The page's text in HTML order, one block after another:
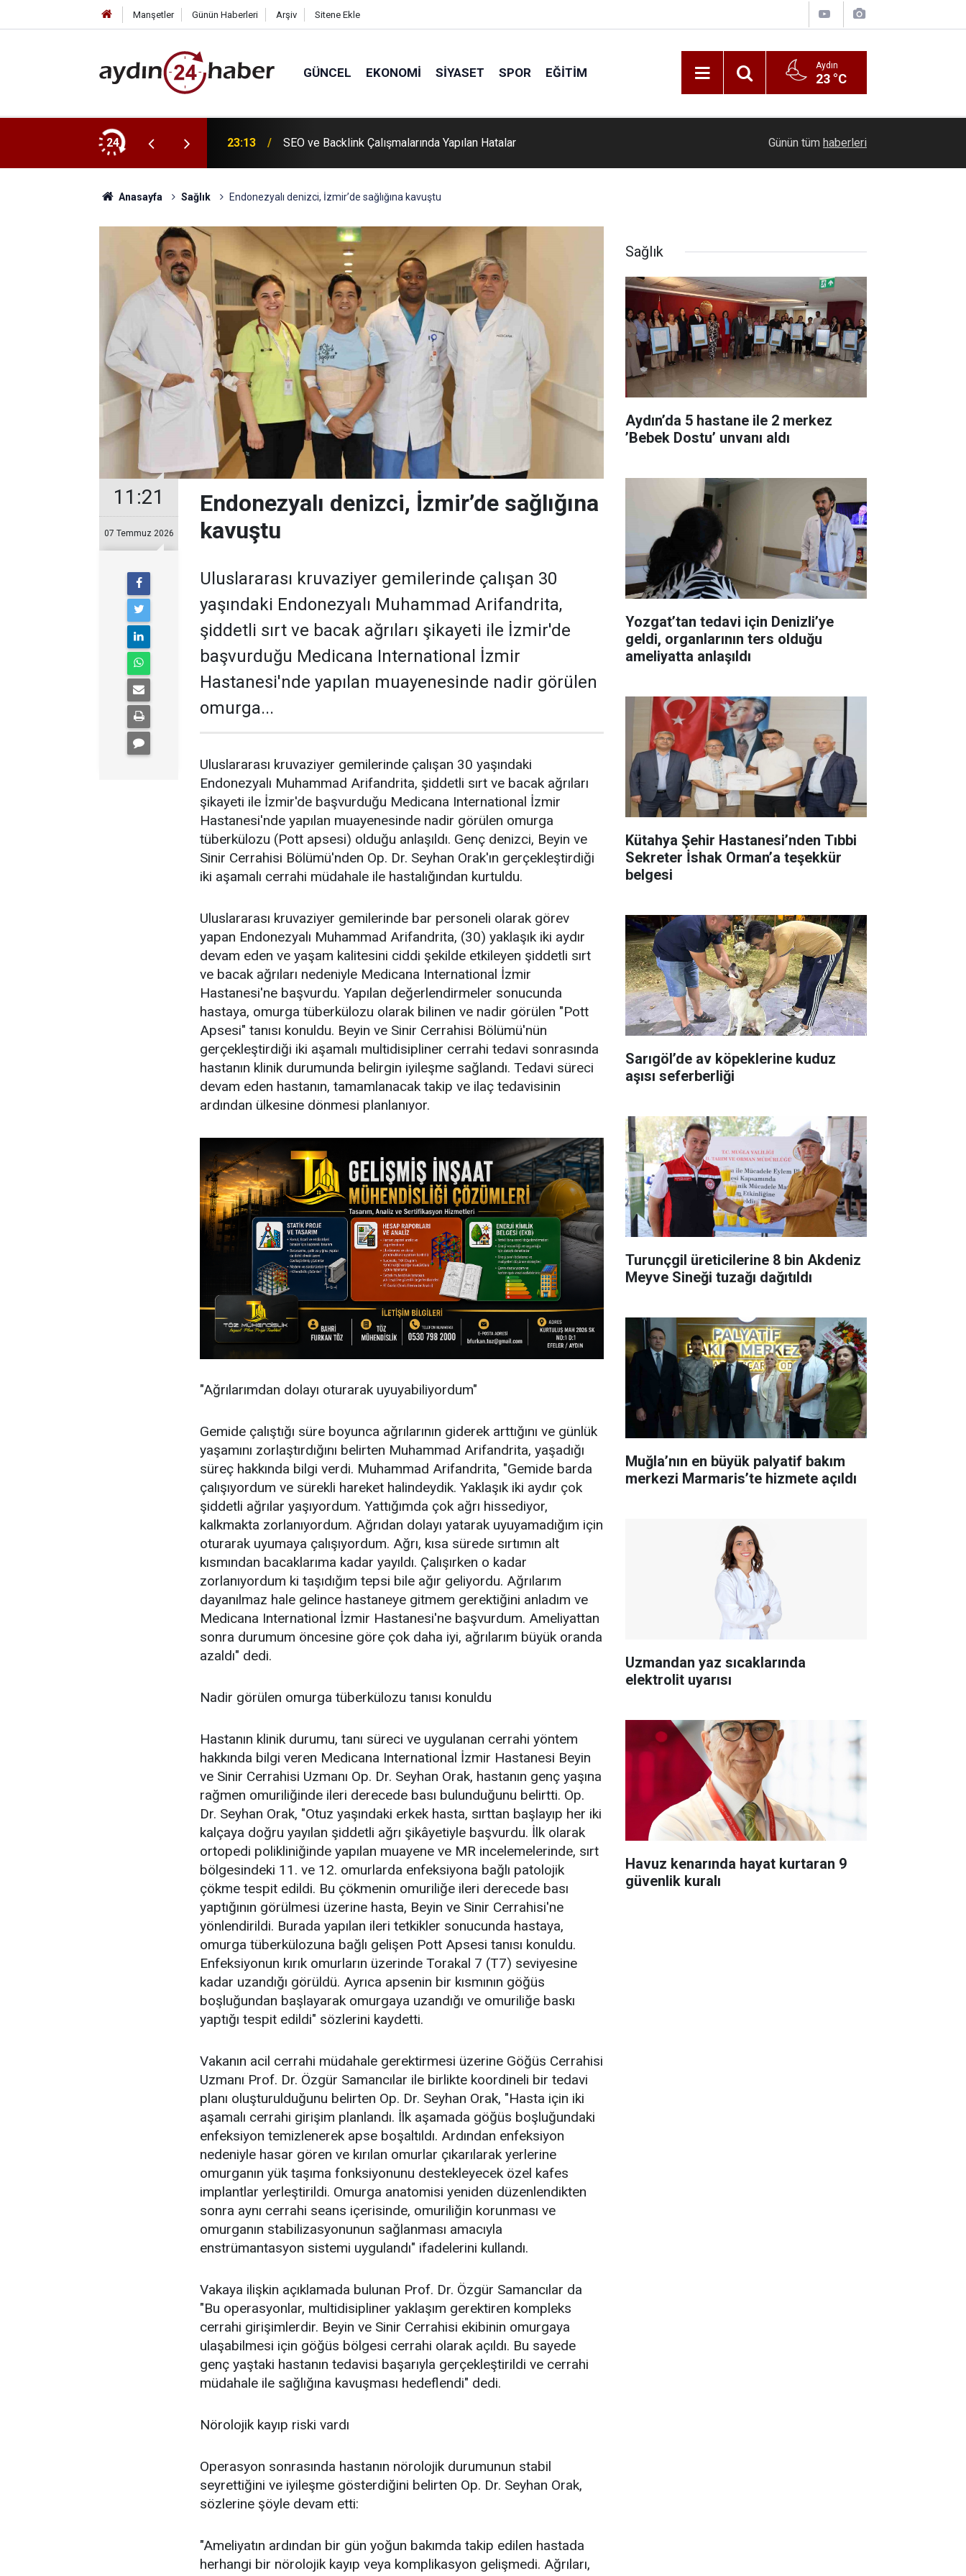
Manşetler Günün Haberleri Arşiv Sitene Ekle
GÜNCEL EKONOMI SIYASET SPOR EĞITIM Aydın
23 °C
24 23:13 SEO ve Backlink Çalışmalarında Yapılan Hatalar Seyir halindeki otomobil alevlere teslim oldu
Günün tüm haberleri
Anasayfa Sağlık Endonezyalı denizci, İzmir’de sağlığına kavuştu
11:21
07 Temmuz 2026
Endonezyalı denizci, İzmir’de sağlığına
kavuştu
Uluslararası kruvaziyer gemilerinde çalışan 30
yaşındaki Endonezyalı Muhammad Arifandrita,
şiddetli sırt ve bacak ağrıları şikayeti ile İzmir'de
başvurduğu Medicana International İzmir
Hastanesi'nde yapılan muayenesinde nadir görülen
omurga...
Uluslararası kruvaziyer gemilerinde çalışan 30 yaşındaki
Endonezyalı Muhammad Arifandrita, şiddetli sırt ve bacak ağrıları
şikayeti ile İzmir'de başvurduğu Medicana International İzmir
Hastanesi'nde yapılan muayenesinde nadir görülen omurga
tüberkülozu (Pott apsesi) olduğu anlaşıldı. Genç denizci, Beyin ve
Sinir Cerrahisi Bölümü'nden Op. Dr. Seyhan Orak'ın gerçekleştirdiği
iki aşamalı cerrahi müdahale ile hastalığından kurtuldu.
Uluslararası kruvaziyer gemilerinde bar personeli olarak görev
yapan Endonezyalı Muhammad Arifandrita, (30) yaklaşık iki aydır
devam eden ve yaşam kalitesini ciddi şekilde etkileyen şiddetli sırt
ve bacak ağrıları nedeniyle Medicana International İzmir
Hastanesi'ne başvurdu. Yapılan değerlendirmeler sonucunda
hastaya, omurga tüberkülozu olarak bilinen ve nadir görülen "Pott
Apsesi" tanısı konuldu. Beyin ve Sinir Cerrahisi Bölümü'nün
gerçekleştirdiği iki aşamalı multidisipliner cerrahi tedavi sonrasında
hastanın klinik durumunda belirgin iyileşme sağlandı. Tedavi süreci
devam eden hastanın, tamamlanacak takip ve ilaç tedavisinin
ardından ülkesine dönmesi planlanıyor.
"Ağrılarımdan dolayı oturarak uyuyabiliyordum"
Gemide çalıştığı süre boyunca ağrılarının giderek arttığını ve günlük
yaşamını zorlaştırdığını belirten Muhammad Arifandrita, yaşadığı
süreç hakkında bilgi verdi. Muhammad Arifandrita, "Gemide barda
çalışıyordum ve sürekli hareket halindeydik. Yaklaşık iki aydır çok
şiddetli ağrılar yaşıyordum. Yattığımda çok ağrı hissediyor,
kalkmakta zorlanıyordum. Ağrıdan dolayı yatarak uyuyamadığım için
oturarak uyumaya çalışıyordum. Ağrı, kısa sürede sırtımın alt
kısmından bacaklarıma kadar yayıldı. Çalışırken o kadar
zorlanıyordum ki taşıdığım tepsi bile ağır geliyordu. Ağrılarım
dayanılmaz hale gelince hastaneye gitmem gerektiğini anladım ve
Medicana International İzmir Hastanesi'ne başvurdum. Ameliyattan
sonra durumum öncesine göre çok daha iyi, ağrılarım büyük oranda
azaldı" dedi.
Nadir görülen omurga tüberkülozu tanısı konuldu
Hastanın klinik durumu, tanı süreci ve uygulanan cerrahi yöntem
hakkında bilgi veren Medicana International İzmir Hastanesi Beyin
ve Sinir Cerrahisi Uzmanı Op. Dr. Seyhan Orak, hastanın genç yaşına
rağmen omuriliğinde ileri derecede bası bulunduğunu belirtti. Op.
Dr. Seyhan Orak, "Otuz yaşındaki erkek hasta, sırttan başlayıp her iki
kalçaya doğru yayılan şiddetli ağrı şikâyetiyle başvurdu. İlk olarak
ortopedi polikliniğinde yapılan muayene ve MR incelemelerinde, sırt
bölgesindeki 11. ve 12. omurlarda enfeksiyona bağlı patolojik
çökme tespit edildi. Bu çökmenin omuriliğe ileri derecede bası
yaptığının görülmesi üzerine hasta, Beyin ve Sinir Cerrahisi'ne
yönlendirildi. Burada yapılan ileri tetkikler sonucunda hastaya,
omurga tüberkülozuna bağlı gelişen Pott Apsesi tanısı konuldu.
Enfeksiyonun kırık omurların üzerinde Torakal 7 (T7) seviyesine
kadar uzandığı görüldü. Ayrıca apsenin bir kısmının göğüs
boşluğundan başlayarak omurgaya uzandığı ve omuriliğe baskı
yaptığı tespit edildi" sözlerini kaydetti.
Vakanın acil cerrahi müdahale gerektirmesi üzerine Göğüs Cerrahisi
Uzmanı Prof. Dr. Özgür Samancılar ile birlikte koordineli bir tedavi
planı oluşturulduğunu belirten Op. Dr. Seyhan Orak, "Hasta için iki
aşamalı cerrahi girişim planlandı. İlk aşamada göğüs boşluğundaki
enfeksiyon temizlenerek apse boşaltıldı. Ardından enfeksiyon
nedeniyle hasar gören ve kırılan omurlar çıkarılarak yerlerine
omurganın yük taşıma fonksiyonunu destekleyecek özel kafes
implantlar yerleştirildi. Omurga anatomisi yeniden düzenlendikten
sonra aynı cerrahi seans içerisinde, omuriliğin korunması ve
omurganın stabilizasyonunun sağlanması amacıyla
enstrümantasyon sistemi uygulandı" ifadelerini kullandı.
Vakaya ilişkin açıklamada bulunan Prof. Dr. Özgür Samancılar da
"Bu operasyonlar, multidisipliner yaklaşım gerektiren kompleks
cerrahi girişimlerdir. Beyin ve Sinir Cerrahisi ekibinin omurgaya
ulaşabilmesi için göğüs bölgesi cerrahi olarak açıldı. Bu sayede
genç yaştaki hastanın tedavisi başarıyla gerçekleştirildi ve cerrahi
müdahale ile sağlığına kavuşması hedeflendi" dedi.
Nörolojik kayıp riski vardı
Operasyon sonrasında hastanın nörolojik durumunun stabil
seyrettiğini ve iyileşme gösterdiğini belirten Op. Dr. Seyhan Orak,
sözlerine şöyle devam etti:
"Ameliyatın ardından bir gün yoğun bakımda takip edilen hastada
herhangi bir nörolojik kayıp veya komplikasyon gelişmedi. Ağrıları,
Sağlık
Aydın’da 5 hastane ile 2 merkez
’Bebek Dostu’ unvanı aldı
Yozgat’tan tedavi için Denizli’ye
geldi, organlarının ters olduğu
ameliyatta anlaşıldı
Kütahya Şehir Hastanesi’nden Tıbbi
Sekreter İshak Orman’a teşekkür
belgesi
Sarıgöl’de av köpeklerine kuduz
aşısı seferberliği
Turunçgil üreticilerine 8 bin Akdeniz
Meyve Sineği tuzağı dağıtıldı
Muğla’nın en büyük palyatif bakım
merkezi Marmaris’te hizmete açıldı
Uzmandan yaz sıcaklarında
elektrolit uyarısı
Havuz kenarında hayat kurtaran 9
güvenlik kuralı